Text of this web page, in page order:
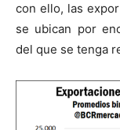
con ello, las
se ubican por
del que se tenga